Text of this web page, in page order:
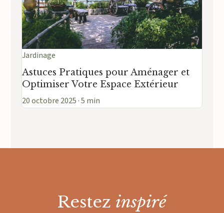
Jardinage
Astuces Pratiques pour Aménager et
Optimiser Votre Espace Extérieur
20 octobre 2025 · 5 min
Restez inspiré